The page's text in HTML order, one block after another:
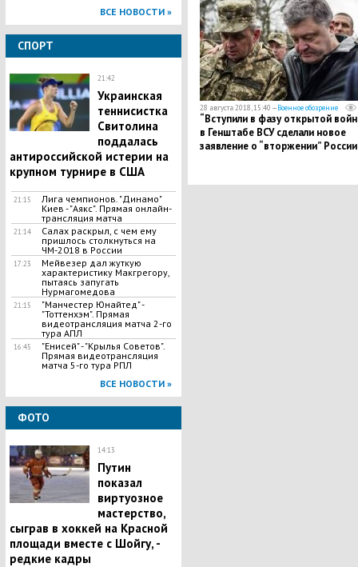
ВСЕ НОВОСТИ »
СПОРТ
21:42
Украинская
теннисистка
Свитолина
поддалась
антироссийской истерии на
крупном турнире в США
21:15
Лига чемпионов. "Динамо"
Киев - "Аякс". Прямая онлайн-
трансляция матча
21:14
Салах раскрыл, с чем ему
пришлось столкнуться на
ЧМ-2018 в России
17:23
Мейвезер дал жуткую
характеристику Макгрегору,
пытаясь запугать
Нурмагомедова
21:15
"Манчестер Юнайтед" -
"Тоттенхэм". Прямая
видеотрансляция матча 2-го
тура АПЛ
16:45
"Енисей" - "Крылья Советов".
Прямая видеотрансляция
матча 5-го тура РПЛ
ВСЕ НОВОСТИ »
ФОТО
14:13
Путин
показал
виртуозное
мастерство,
сыграв в хоккей на Красной
площади вместе с Шойгу, -
редкие кадры
28 августа 2018, 15:40 —Военное обозрение
“Вступили в фазу открытой
в Генштабе ВСУ сделали новое
заявление о “вторжении” России